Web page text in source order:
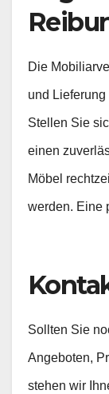
Die
und Lieferung
Stellen Sie
einen
Möbel
werden. Eine
Sollten Sie
Angeboten,
stehen wir